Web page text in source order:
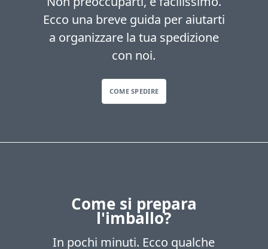
Ecco una breve guida per aiutarti
a organizzare la tua spedizione
con noi.
COME SPEDIRE
Come si prepara
l'imballo?
In pochi minuti. Ecco qualche